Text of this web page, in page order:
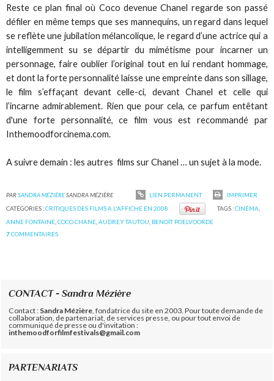
Reste ce plan final où Coco devenue Chanel regarde son passé
défiler en même temps que ses mannequins, un regard dans lequel
se reflète une jubilation mélancolique, le regard d’une actrice qui a
intelligemment su se départir du mimétisme pour incarner un
personnage, faire oublier l’original tout en lui rendant hommage,
et dont la forte personnalité laisse une empreinte dans son sillage,
le film s’effaçant devant celle-ci, devant Chanel et celle qui
l’incarne admirablement. Rien que pour cela, ce parfum entêtant
d'une forte personnalité, ce film vous est recommandé par
Inthemoodforcinema.com.
A suivre demain : les autres films sur Chanel … un sujet à la mode.
PARSANDRA MÉZIÈRESANDRA MÉZIÈRE LIEN PERMANENT
IMPRIMER
CATÉGORIES :CRITIQUES DES FILMS A L'AFFICHE EN 2008 TAGS :CINÉMA
ANNE FONTAINE ,COCO CHANE ,AUDREY TAUTOU BENOÎT POELVOORDE
7COMMENTAIRES
CONTACT - Sandra Mézière
Contact : Sandra Mézière , fondatrice du site en 2003. Pour toute demande de
collaboration, de partenariat, de services presse, ou pour tout envoi de
communiqué de presse ou d'invitation :
inthemoodforfilmfestivals@gmail.com
PARTENARIATS